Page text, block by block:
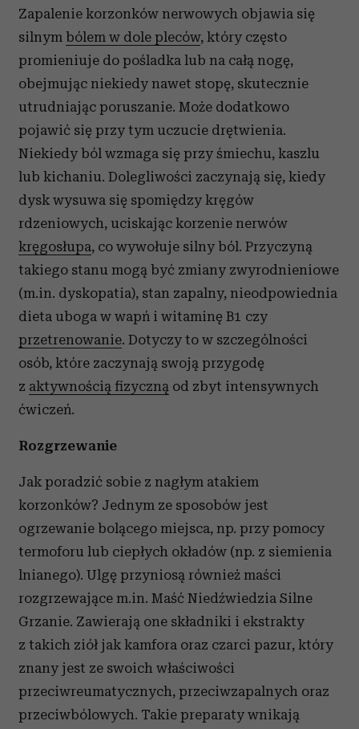
Zapalenie korzonków nerwowych objawia się
silnym bólem w dole pleców, który często
promieniuje do pośladka lub na całą nogę,
obejmując niekiedy nawet stopę, skutecznie
utrudniając poruszanie. Może dodatkowo
pojawić się przy tym uczucie drętwienia.
Niekiedy ból wzmaga się przy śmiechu, kaszlu
lub kichaniu. Dolegliwości zaczynają się, kiedy
dysk wysuwa się spomiędzy kręgów
rdzeniowych, uciskając korzenie nerwów
kręgosłupa, co wywołuje silny ból. Przyczyną
takiego stanu mogą być zmiany zwyrodnieniowe
(m.in. dyskopatia), stan zapalny, nieodpowiednia
dieta uboga w wapń i witaminę B1 czy
przetrenowanie. Dotyczy to w szczególności
osób, które zaczynają swoją przygodę
z aktywnością fizyczną od zbyt intensywnych
ćwiczeń.
Rozgrzewanie
Jak poradzić sobie z nagłym atakiem
korzonków? Jednym ze sposobów jest
ogrzewanie bolącego miejsca, np. przy pomocy
termoforu lub ciepłych okładów (np. z siemienia
lnianego). Ulgę przyniosą również maści
rozgrzewające m.in. Maść Niedźwiedzia Silne
Grzanie. Zawierają one składniki i ekstrakty
z takich ziół jak kamfora oraz czarci pazur, który
znany jest ze swoich właściwości
przeciwreumatycznych, przeciwzapalnych oraz
przeciwbólowych. Takie preparaty wnikają